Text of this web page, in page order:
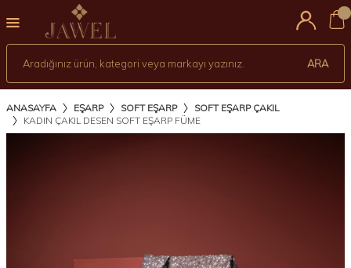
ARA
ANASAYFA EŞARP SOFT EŞARP
SOFT EŞARP ÇAKIL
KADIN ÇAKIL DESEN SOFT EŞARP FÜME